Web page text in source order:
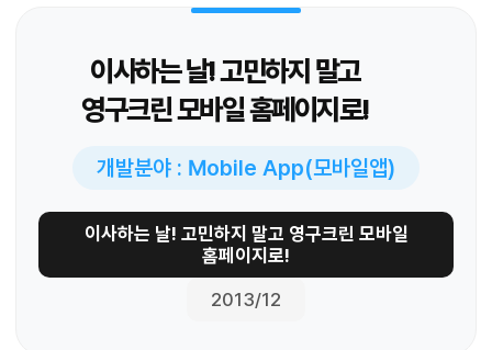
이사하는 날! 고민하지 말고
영구크린 모바일 홈페이지로!
개발분야 : Mobile App(모바일앱)
이사하는 날! 고민하지 말고 영구크린 모바일
홈페이지로!
2013/12